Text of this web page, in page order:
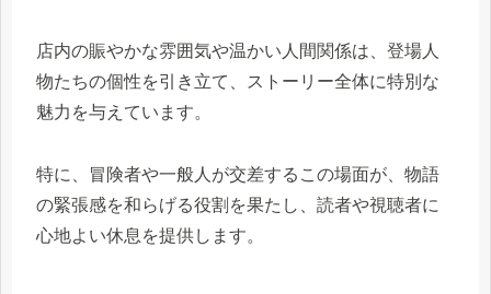
店内の賑やかな雰囲気や温かい人間関係は、登場人
物たちの個性を引き立て、ストーリー全体に特別な
魅力を与えています。
特に、冒険者や一般人が交差するこの場面が、物語
の緊張感を和らげる役割を果たし、読者や視聴者に
心地よい休息を提供します。